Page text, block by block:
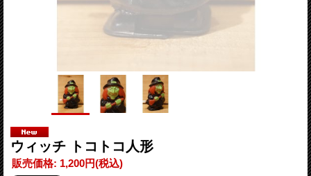
ウィッチ トコトコ人形
販売価格: 1,200円(税込)